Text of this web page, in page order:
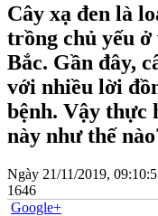
Cây xạ đen là
trồng chủ yếu
Bắc. Gần đây,
với nhiều lời
bệnh. Vậy thực
này như thế
Ngày 21/11/2019,
1646
Google+